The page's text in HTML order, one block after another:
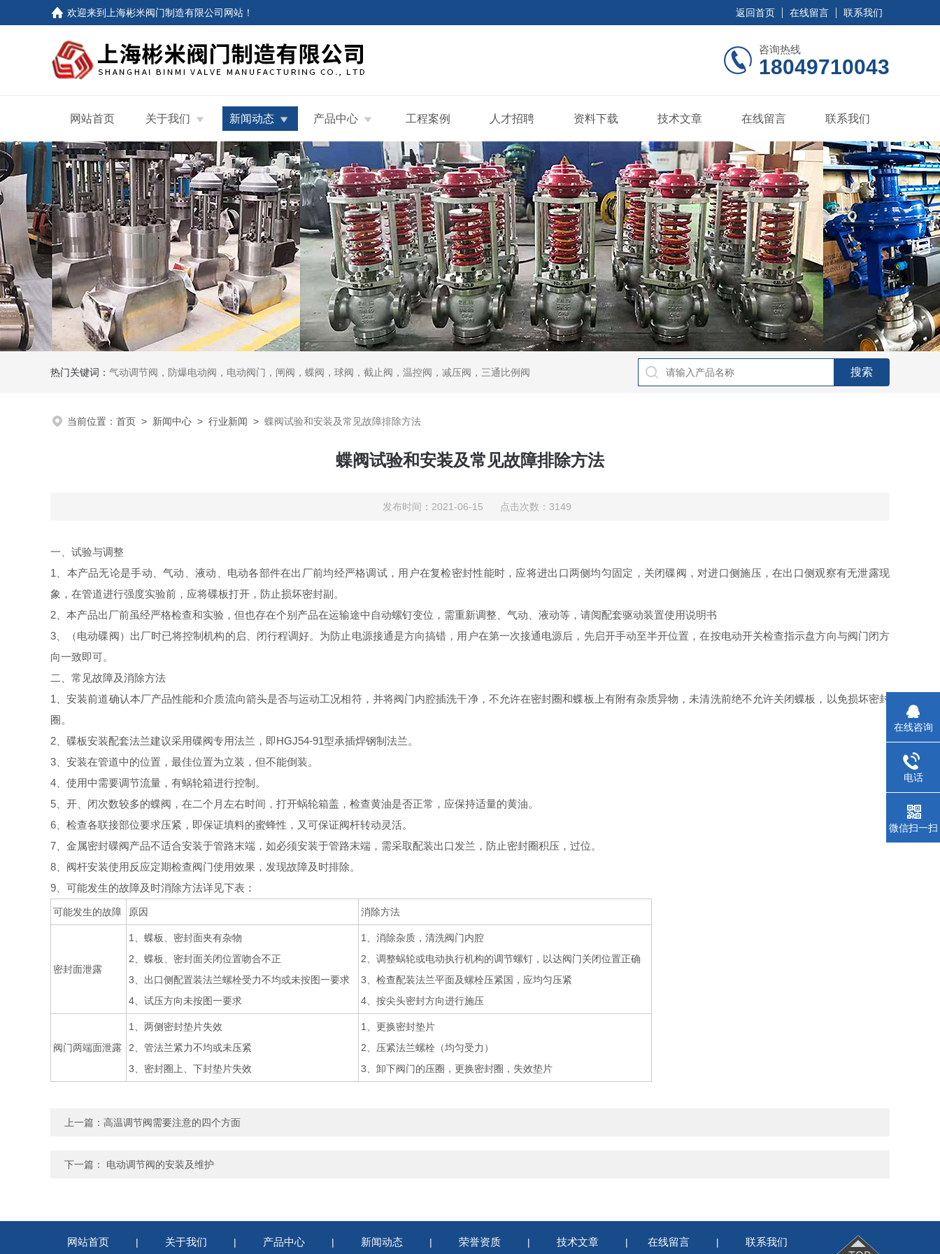
欢迎来到 上海彬米阀门制造有限公司网站 ！ 返回首页 在线留言 联系我们
咨询热线
18049710043
网站首页 关于我们 新闻动态 产品中心 工程案例 人才招聘 资料下载 技术文章 在线留言 联系我们
热门关键词： 气动调节阀，防爆电动阀，电动阀门，闸阀，蝶阀，球阀，截止阀，温控阀，减压阀，三通比例阀
当前位置： 首页 > 新闻中心 > 行业新闻 > 蝶阀试验和安装及常见故障排除方法
蝶阀试验和安装及常见故障排除方法
发布时间：2021-06-15 点击次数：3149
一、试验与调整
1、本产品无论是手动、气动、液动、电动各部件在出厂前均经严格调试，用户在复检密封性能时，应将进出口两侧均匀固定，关闭碟阀，对进口侧施压，在出口侧观察有无泄露现
象，在管道进行强度实验前，应将碟板打开，防止损坏密封副。
2、本产品出厂前虽经严格检查和实验，但也存在个别产品在运输途中自动螺钉变位，需重新调整、气动、液动等，请阅配套驱动装置使用说明书
3、（电动碟阀）出厂时已将控制机构的启、闭行程调好。为防止电源接通是方向搞错，用户在第一次接通电源后，先启开手动至半开位置，在按电动开关检查指示盘方向与阀门闭方
向一致即可。
二、常见故障及消除方法
1、安装前道确认本厂产品性能和介质流向箭头是否与运动工况相符，并将阀门内腔插洗干净，不允许在密封圈和蝶板上有附有杂质异物，未清洗前绝不允许关闭蝶板，以免损坏密封
圈。
2、碟板安装配套法兰建议采用碟阀专用法兰，即HGJ54-91型承插焊钢制法兰。
3、安装在管道中的位置，最佳位置为立装，但不能倒装。
4、使用中需要调节流量，有蜗轮箱进行控制。
5、开、闭次数较多的蝶阀，在二个月左右时间，打开蜗轮箱盖，检查黄油是否正常，应保持适量的黄油。
6、检查各联接部位要求压紧，即保证填料的蜜蜂性，又可保证阀杆转动灵活。
7、金属密封碟阀产品不适合安装于管路末端，如必须安装于管路末端，需采取配装出口发兰，防止密封圈积压，过位。
8、阀杆安装使用反应定期检查阀门使用效果，发现故障及时排除。
9、可能发生的故障及时消除方法详见下表：
可能发生的故障 原因 消除方法
密封面泄露
1、蝶板、密封面夹有杂物
2、蝶板、密封面关闭位置吻合不正
3、出口侧配置装法兰螺栓受力不均或未按图一要求
4、试压方向未按图一要求
1、消除杂质，清洗阀门内腔
2、调整蜗轮或电动执行机构的调节螺钉，以达阀门关闭位置正确
3、检查配装法兰平面及螺栓压紧国，应均匀压紧
4、按尖头密封方向进行施压
阀门两端面泄露
1、两侧密封垫片失效
2、管法兰紧力不均或未压紧
3、密封圈上、下封垫片失效
1、更换密封垫片
2、压紧法兰螺栓（均匀受力）
3、卸下阀门的压圈，更换密封圈，失效垫片
上一篇： 高温调节阀需要注意的四个方面
下一篇： 电动调节阀的安装及维护
网站首页 | 关于我们 | 产品中心 | 新闻动态 | 荣誉资质 | 技术文章 | 在线留言 | 联系我们
在线咨询
电话
微信扫一扫